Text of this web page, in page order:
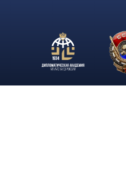
России с Министром иностранных
сотрудничества Джибути